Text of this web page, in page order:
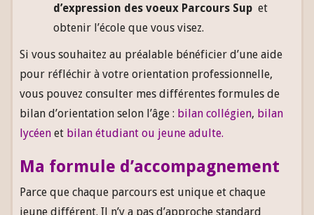
d’expression des voeux Parcours Sup et
obtenir l’école que vous visez.
Si vous souhaitez au préalable bénéficier d’une aide
pour réfléchir à votre orientation professionnelle,
vous pouvez consulter mes différentes formules de
bilan d’orientation selon l’âge : bilan collégien, bilan
lycéen et bilan étudiant ou jeune adulte.
Ma formule d’accompagnement
Parce que chaque parcours est unique et chaque
jeune différent. Il n’y a pas d’approche standard